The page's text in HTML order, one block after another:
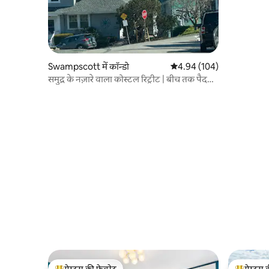
Swampscott में कॉन्डो औसत रेटिंग 5 में से 4.94, 104
4.94 (104)
समुद्र के नज़ारे वाला कोस्टल रिट्रीट | बीच तक पैदल